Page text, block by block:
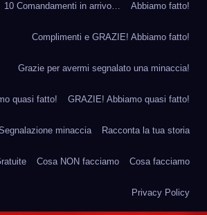
10 Comandamenti in arrivo… Abbiamo fatto!
Complimenti e GRAZIE! Abbiamo fatto!
Grazie per avermi segnalato una minaccia!
quasi fatto! GRAZIE! Abbiamo quasi fatto!
minaccia Racconta la tua storia
Cosa NON facciamo Cosa facciamo
Privacy Policy